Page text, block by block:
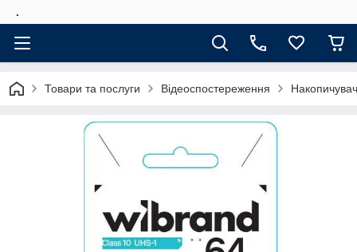
.
Товари та послуги Відеоспостереження